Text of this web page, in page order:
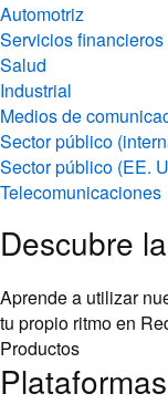
Automotriz
Servicios financieros
Salud
Industrial
Medios de
Sector público
Sector público (EE.
Telecomunicaciones
Descubre
Aprende a utilizar
tu propio ritmo en
Productos
Plataformas